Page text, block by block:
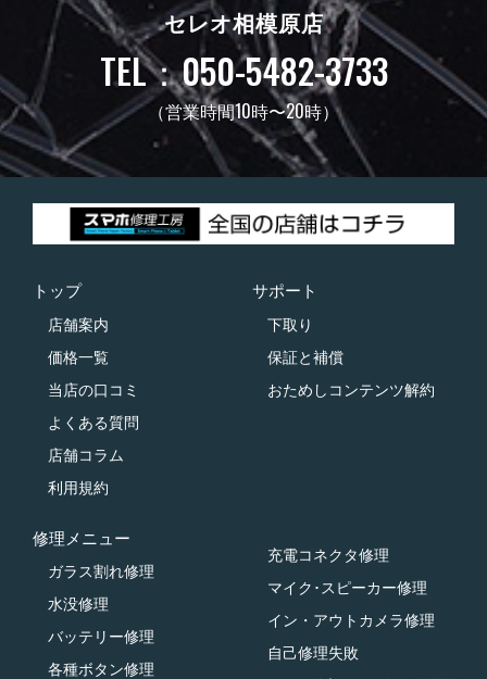
セレオ相模原店
TEL：050-5482-3733
（営業時間10時〜20時）
トップ
店舗案内
価格一覧
当店の口コミ
よくある質問
店舗コラム
利用規約
サポート
下取り
保証と補償
おためしコンテンツ解約
修理メニュー
ガラス割れ修理
水没修理
バッテリー修理
各種ボタン修理
充電コネクタ修理
マイク･スピーカー修理
イン・アウトカメラ修理
自己修理失敗